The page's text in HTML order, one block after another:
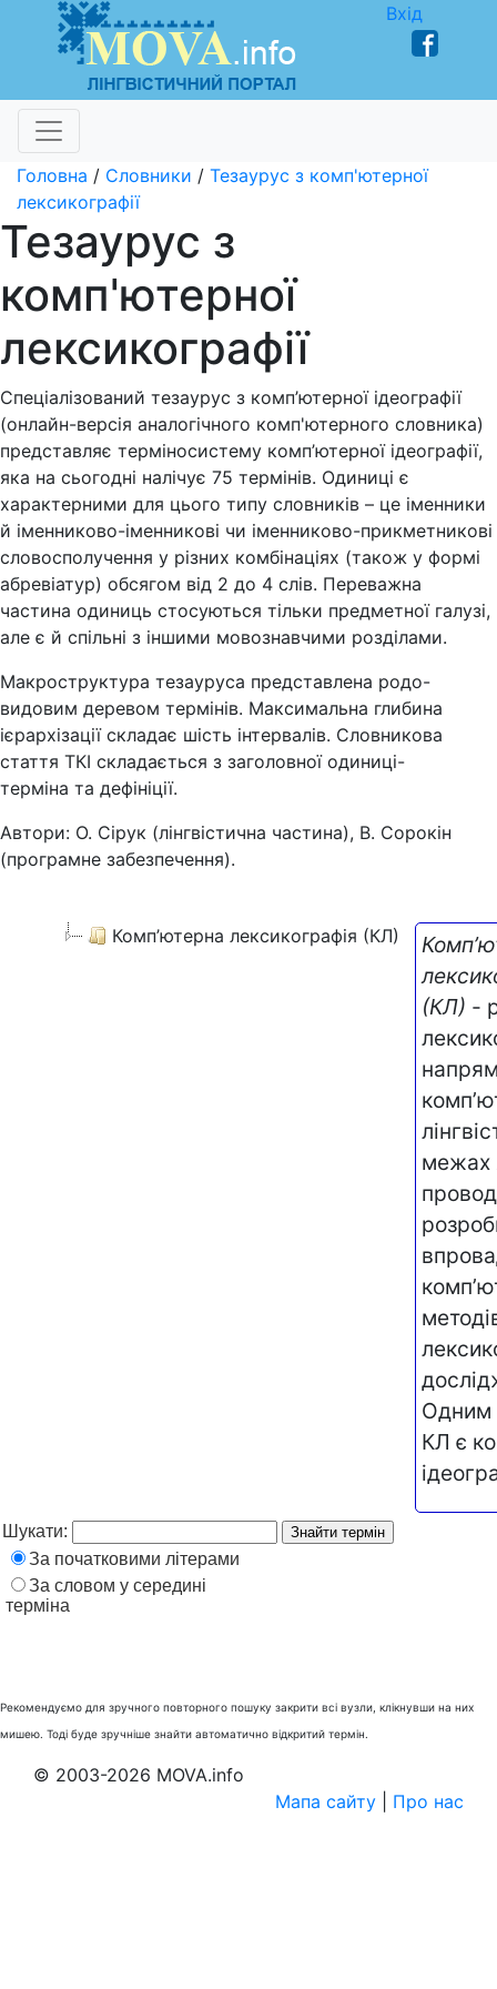
Вхід
Головна / Словники / Тезаурус з комп'ютерної
лексикографії
Тезаурус з
комп'ютерної
лексикографії
Спеціалізований тезаурус з комп’ютерної ідеографії
(онлайн-версія аналогічного комп'ютерного словника)
представляє терміносистему комп’ютерної ідеографії,
яка на сьогодні налічує 75 термінів. Одиниці є
характерними для цього типу словників – це іменники
й іменниково-іменникові чи іменниково-прикметникові
словосполучення у різних комбінаціях (також у формі
абревіатур) обсягом від 2 до 4 слів. Переважна
частина одиниць стосуються тільки предметної галузі,
але є й спільні з іншими мовознавчими розділами.
Макроструктура тезауруса представлена родо-
видовим деревом термінів. Максимальна глибина
ієрархізації складає шість інтервалів. Словникова
стаття ТКІ складається з заголовної одиниці-
терміна та дефініції.
Автори: О. Сірук (лінгвістична частина), В. Сорокін
(програмне забезпечення).
Комп’ютерна лексикографія (КЛ)
(КЛ) -
межах
Одним
КЛ є
Рекомендуємо для зручного повторного пошуку закрити всі вузли, клікнувши на них
мишею. Тоді буде зручніше знайти автоматично відкритий термін.
© 2003-2026 MOVA.info
Мапа сайту
Про нас